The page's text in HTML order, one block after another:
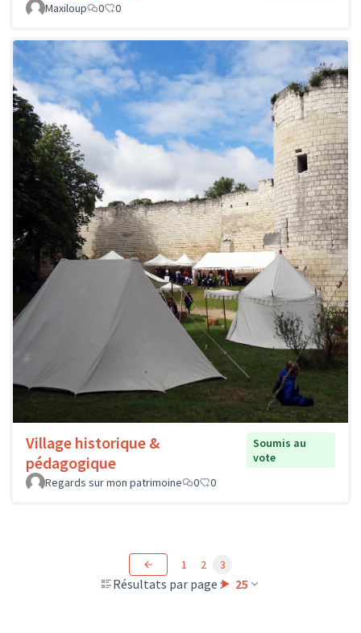
Maxiloup
0 0
Village historique &
pédagogique
Soumis au
vote
Regards sur mon patrimoine
0 0
Résultats par page : 25
1 2 3